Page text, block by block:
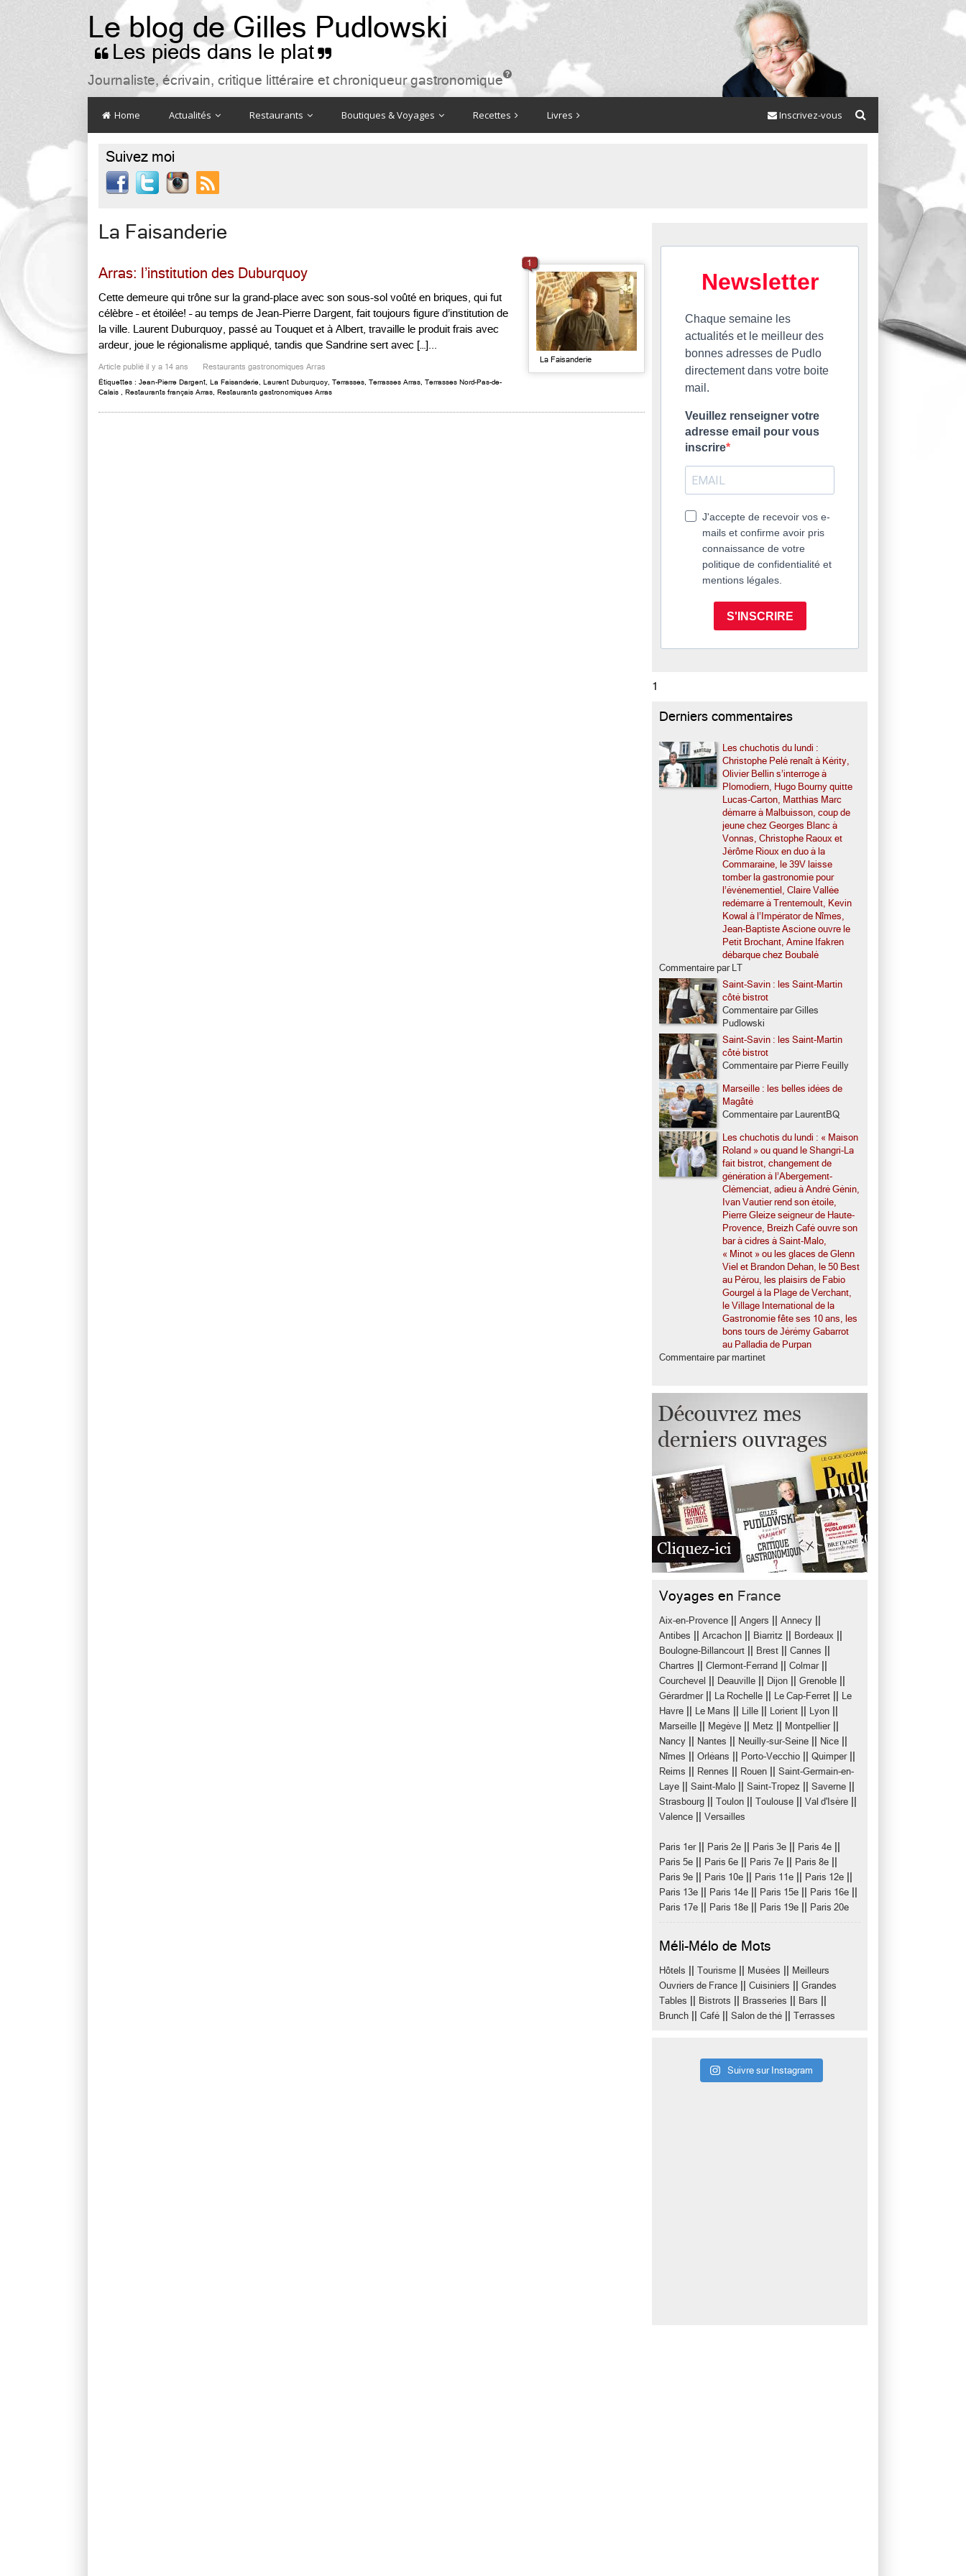
Le blog de Gilles Pudlowski
 Les pieds dans le plat 
Journaliste, écrivain, critique littéraire et chroniqueur gastronomique

Home Actualités Restaurants Boutiques & Voyages Recettes Livres Inscrivez-vous
Suivez moi

La Faisanderie
Arras: l’institution des Duburquoy
Cette demeure qui trône sur la grand-place avec son sous-sol voûté en briques, qui fut
célèbre – et étoilée! – au temps de Jean-Pierre Dargent, fait toujours figure d’institution de
la ville. Laurent Duburquoy, passé au Touquet et à Albert, travaille le produit frais avec
ardeur, joue le régionalisme appliqué, tandis que Sandrine sert avec […]...
Article publié il y a 14 ans Restaurants gastronomiques Arras
Étiquettes : Jean-Pierre Dargent La Faisanderie Laurent Duburquoy Terrasses Terrasses Arras Terrasses Nord-Pas-de-
Calais
Restaurants français Arras Restaurants gastronomiques Arras
La Faisanderie
1
Newsletter
Chaque semaine les
actualités et le meilleur des
bonnes adresses de Pudlo
directement dans votre boite
mail.
Veuillez renseigner votre
adresse email pour vous
inscrire
J'accepte de recevoir vos e-
mails et confirme avoir pris
connaissance de votre
politique de confidentialité et
mentions légales.
S'INSCRIRE
1
Derniers commentaires
Les chuchotis du lundi :
Christophe Pelé renaît à Kérity,
Olivier Bellin s’interroge à
Plomodiern, Hugo Bourny quitte
Lucas-Carton, Matthias Marc
démarre à Malbuisson, coup de
jeune chez Georges Blanc à
Vonnas, Christophe Raoux et
Jérôme Rioux en duo à la
Commaraine, le 39V laisse
tomber la gastronomie pour
l’événementiel, Claire Vallée
redémarre à Trentemoult, Kevin
Kowal à l’Impérator de Nîmes,
Jean-Baptiste Ascione ouvre le
Petit Brochant, Amine Ifakren
débarque chez Boubalé
Commentaire par LT
Saint-Savin : les Saint-Martin
côté bistrot
Commentaire par Gilles
Pudlowski
Saint-Savin : les Saint-Martin
côté bistrot
Commentaire par Pierre Feuilly
Marseille : les belles idées de
Magâté
Commentaire par LaurentBQ
Les chuchotis du lundi : « Maison
Roland » ou quand le Shangri-La
fait bistrot, changement de
génération à l’Abergement-
Clémenciat, adieu à André Génin,
Ivan Vautier rend son étoile,
Pierre Gleize seigneur de Haute-
Provence, Breizh Café ouvre son
bar à cidres à Saint-Malo,
« Minot » ou les glaces de Glenn
Viel et Brandon Dehan, le 50 Best
au Pérou, les plaisirs de Fabio
Gourgel à la Plage de Verchant,
le Village International de la
Gastronomie fête ses 10 ans, les
bons tours de Jérémy Gabarrot
au Palladia de Purpan
Commentaire par martinet
Voyages en France
Aix-en-Provence Angers Annecy
Antibes Arcachon Biarritz Bordeaux
Boulogne-Billancourt Brest Cannes
Chartres Clermont-Ferrand Colmar||
Courchevel Deauville Dijon Grenoble
Gérardmer|| La Rochelle Le Cap-Ferret
Le
Havre
Le Mans Lille Lorient Lyon
Marseille Megève Metz Montpellier||
Nancy Nantes Neuilly-sur-Seine Nice
Nîmes Orléans Porto-Vecchio Quimper||
Reims Rennes Rouen
Saint-Germain-en-
Laye
Saint-Malo Saint-Tropez Saverne
Strasbourg Toulon Toulouse Val d'Isère
Valence Versailles
Paris 1er|| Paris 2e Paris 3e Paris 4e
Paris 5e Paris 6e Paris 7e Paris 8e
Paris 9e Paris 10e Paris 11e Paris 12e
Paris 13e Paris 14e Paris 15e Paris 16e
Paris 17e Paris 18e Paris 19e Paris 20e
Méli-Mélo de Mots
Hôtels Tourisme Musées
Meilleurs
Ouvriers de France
Cuisiniers
Grandes
Tables
Bistrots Brasseries Bars
Brunch Café Salon de thé Terrasses
Suivre sur Instagram